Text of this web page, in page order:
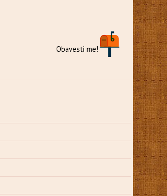
Obavesti me!